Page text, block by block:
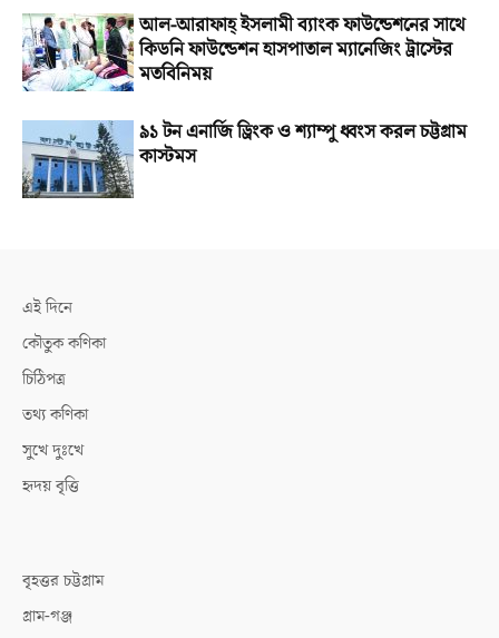
আল-আরাফাহ্‌ ইসলামী ব্যাংক ফাউন্ডেশনের সাথে
কিডনি ফাউন্ডেশন হাসপাতাল ম্যানেজিং ট্রাস্টের
মতবিনিময়
৯১ টন এনার্জি ড্রিংক ও শ্যাম্পু ধ্বংস করল চট্টগ্রাম
কাস্টমস
এই দিনে
কৌতুক কণিকা
চিঠিপত্র
তথ্য কণিকা
সুখে দুঃখে
হৃদয় বৃত্তি
বৃহত্তর চট্টগ্রাম
গ্রাম-গঞ্জ